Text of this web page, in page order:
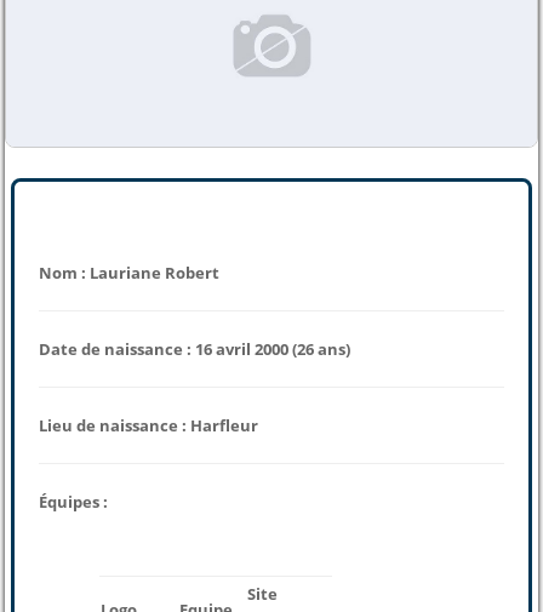
Nom : Lauriane Robert
Date de naissance : 16 avril 2000 (26 ans)
Lieu de naissance : Harfleur
Équipes :
Site